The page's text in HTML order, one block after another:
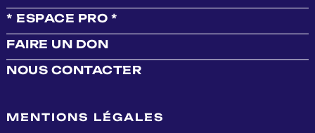
* ESPACE PRO *
FAIRE UN DON
NOUS CONTACTER
MENTIONS LÉGALES